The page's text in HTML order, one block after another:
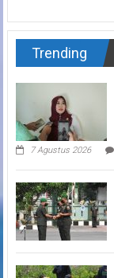
Trending
7 Agustus 2026